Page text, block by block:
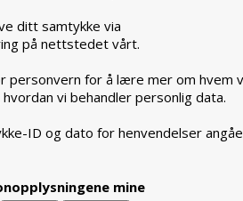
ditt samtykke via
på nettstedet vårt.
personvern for å lære mer om hvem
vi behandler personlig data.
ID og dato for henvendelser
mine